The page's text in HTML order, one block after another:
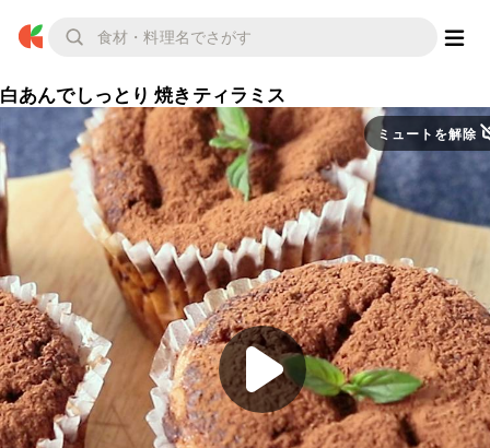
白あんでしっとり 焼きティラミス
ミュートを解除